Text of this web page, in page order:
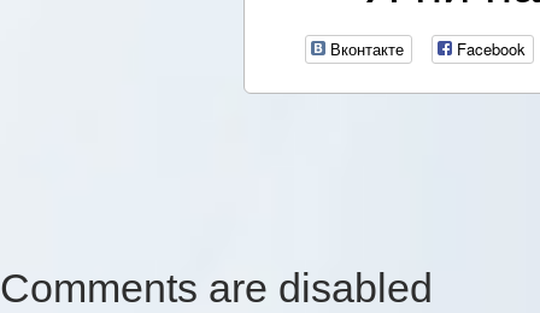
Вконтакте Facebook
Comments are disabled